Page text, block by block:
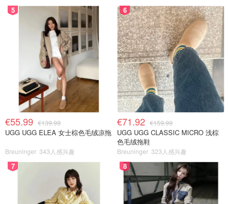
5
€55.99 €139.99
UGG UGG ELEA 女士棕色毛绒凉拖
Breuninger 343人感兴趣
6
€71.92 €159.99
UGG UGG CLASSIC MICRO 浅棕
色毛绒拖鞋
Breuninger 323人感兴趣
7 8